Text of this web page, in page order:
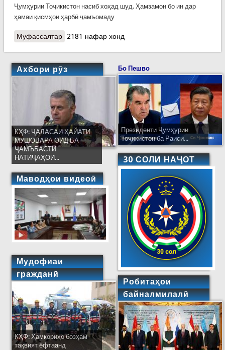
Ҷумҳурии Тоҷикистон насиб хоҳад шуд. Ҳамзамон бо ин дар
ҳамаи қисмҳои ҳарбӣ ҷамъомаду
Муфассалтаро Парчами давлатиро дар қисмҳои ҳарбии КҲФ
2181 нафар хонд
Ахбори рӯз
КҲФ: ҶАЛАСАИ ҲАЙАТИ
МУШОВАРА ОИД БА
ҶАМЪБАСТИ
НАТИҶАҲОИ...
Маводҳои видеоӣ
Мудофиаи
гражданӣ
КҲФ: Ҳамкориҳо бозҳам
тақвият ёфтаанд
Бо Пешво
Президенти Ҷумҳурии
Тоҷикистон ба Раиси...
30 СОЛИ НАҶОТ
Робитаҳои
байналмилалӣ